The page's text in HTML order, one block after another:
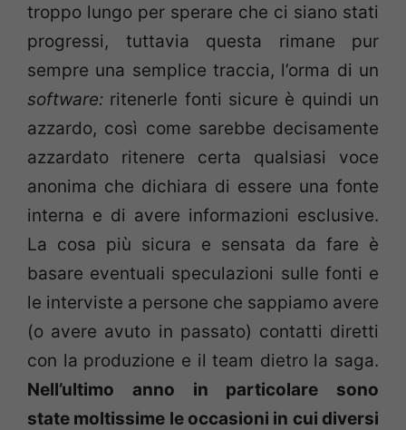
troppo lungo per sperare che ci siano stati
progressi, tuttavia questa rimane pur
sempre una semplice traccia, l’orma di un
software: ritenerle fonti sicure è quindi un
azzardo, così come sarebbe decisamente
azzardato ritenere certa qualsiasi voce
anonima che dichiara di essere una fonte
interna e di avere informazioni esclusive.
La cosa più sicura e sensata da fare è
basare eventuali speculazioni sulle fonti e
le interviste a persone che sappiamo avere
(o avere avuto in passato) contatti diretti
con la produzione e il team dietro la saga.
Nell’ultimo anno in particolare sono
state moltissime le occasioni in cui diversi